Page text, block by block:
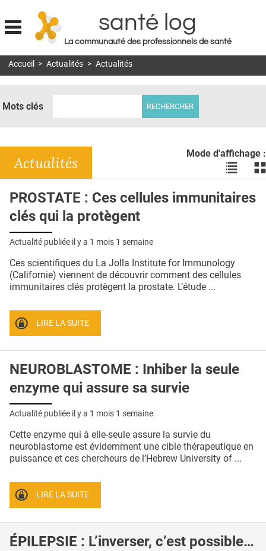
Jump to navigation
santé log
La communauté des professionnels de santé
MON COMPTE
DOSSIERS
RÉSEAUX
E-REVUE SAD
QUI SOMMES-NOUS ?
CONDITIONS GÉNÉRALES
CRÉDITS
Accueil > Actualités > Actualités
Mots clés
Mode d'affichage :
Voir
les
en
les
en
Actualités
PROSTATE : Ces cellules immunitaires
clés qui la protègent
Actualité publiée il y a 1 mois 1 semaine
Ces scientifiques du La Jolla Institute for Immunology
(Californie) viennent de découvrir comment des cellules
immunitaires clés protègent la prostate. L’étude ...
LIRE LA SUITE
NEUROBLASTOME : Inhiber la seule
enzyme qui assure sa survie
Actualité publiée il y a 1 mois 1 semaine
Cette enzyme qui à elle-seule assure la survie du
neuroblastome est évidemment une cible thérapeutique en
puissance et ces chercheurs de l’Hebrew University of ...
LIRE LA SUITE
ÉPILEPSIE : L’inverser, c’est possible…